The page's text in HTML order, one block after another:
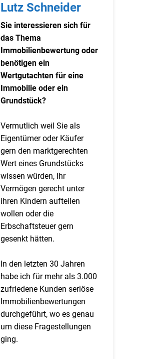
Lutz Schneider
Sie interessieren sich für
das Thema
Immobilienbewertung oder
benötigen ein
Wertgutachten für eine
Immobilie oder ein
Grundstück?
Vermutlich weil Sie als
Eigentümer oder Käufer
gern den marktgerechten
Wert eines Grundstücks
wissen würden, Ihr
Vermögen gerecht unter
ihren Kindern aufteilen
wollen oder die
Erbschaftsteuer gern
gesenkt hätten.
In den letzten 30 Jahren
habe ich für mehr als 3.000
zufriedene Kunden seriöse
Immobilienbewertungen
durchgeführt, wo es genau
um diese Fragestellungen
ging.